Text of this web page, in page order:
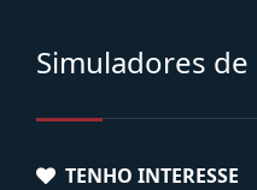
Simuladores de
TENHO INTERESSE